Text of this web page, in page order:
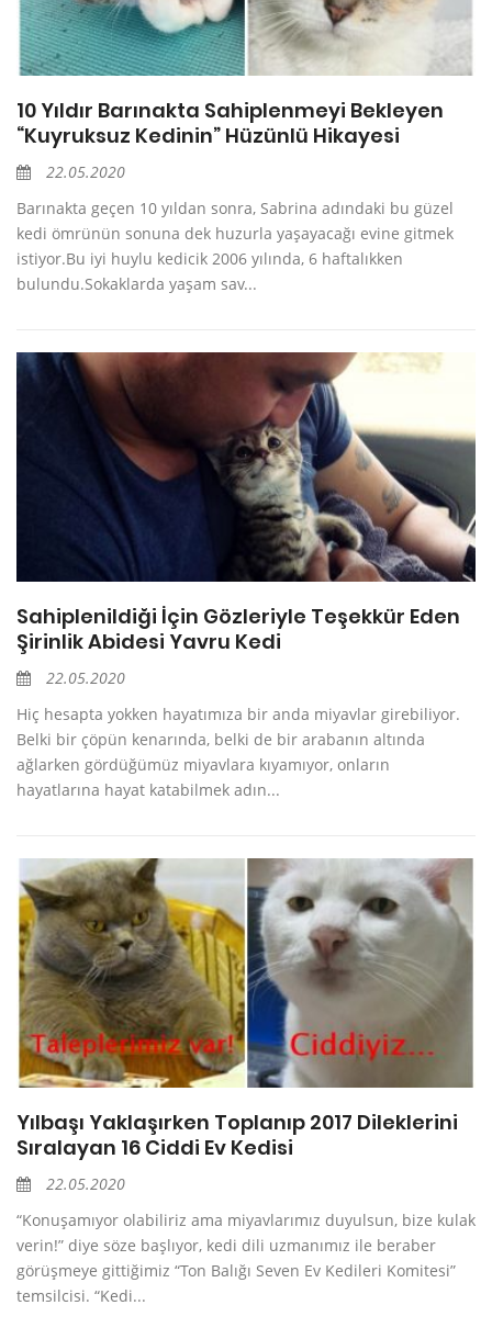
10 Yıldır Barınakta Sahiplenmeyi Bekleyen
“Kuyruksuz Kedinin” Hüzünlü Hikayesi
22.05.2020
Barınakta geçen 10 yıldan sonra, Sabrina adındaki bu güzel
kedi ömrünün sonuna dek huzurla yaşayacağı evine gitmek
istiyor.Bu iyi huylu kedicik 2006 yılında, 6 haftalıkken
bulundu.Sokaklarda yaşam sav...
Sahiplenildiği İçin Gözleriyle Teşekkür Eden
Şirinlik Abidesi Yavru Kedi
22.05.2020
Hiç hesapta yokken hayatımıza bir anda miyavlar girebiliyor.
Belki bir çöpün kenarında, belki de bir arabanın altında
ağlarken gördüğümüz miyavlara kıyamıyor, onların
hayatlarına hayat katabilmek adın...
Yılbaşı Yaklaşırken Toplanıp 2017 Dileklerini
Sıralayan 16 Ciddi Ev Kedisi
22.05.2020
“Konuşamıyor olabiliriz ama miyavlarımız duyulsun, bize kulak
verin!” diye söze başlıyor, kedi dili uzmanımız ile beraber
görüşmeye gittiğimiz “Ton Balığı Seven Ev Kedileri Komitesi”
temsilcisi. “Kedi...